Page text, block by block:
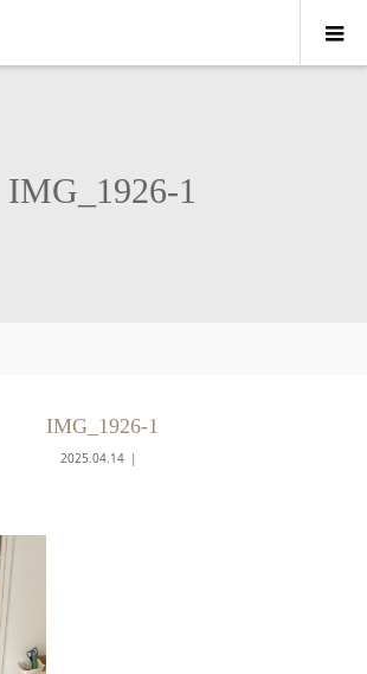
IMG_1926-1
IMG_1926-1
2025.04.14